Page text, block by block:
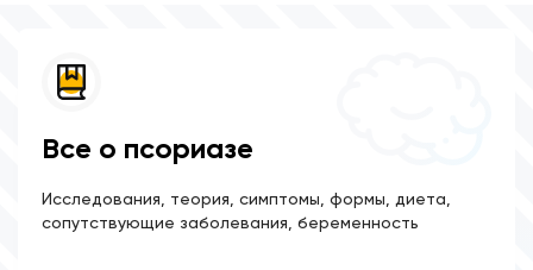
Все о псориазе
Исследования, теория, симптомы, формы, диета,
сопутствующие заболевания, беременность